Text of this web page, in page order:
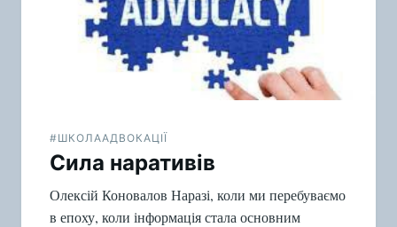
#ШКОЛААДВОКАЦІЇ
Сила наративів
Олексій Коновалов Наразі, коли ми перебуваємо
в епоху, коли інформація стала основним